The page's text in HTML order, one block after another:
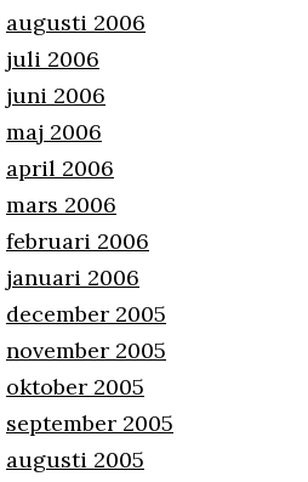
augusti 2006
juli 2006
juni 2006
maj 2006
april 2006
mars 2006
februari 2006
januari 2006
december 2005
november 2005
oktober 2005
september 2005
augusti 2005